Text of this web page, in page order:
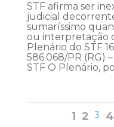
STF afirma ser
judicial
sumaríssimo
ou interpretação
Plenário do STF
586.068/PR (RG)
STF O Plenário,
1 2 3 4